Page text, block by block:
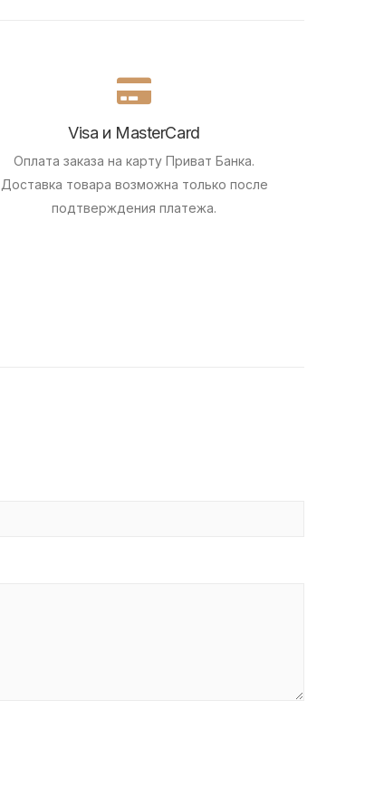
Visa и MasterCard
Оплата заказа на карту Приват Банка.
Доставка товара возможна только после
подтверждения платежа.